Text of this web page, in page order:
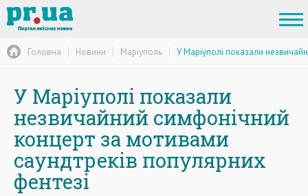
Головна Новини Маріуполь У Маріуполі показали
У Маріуполі показали
незвичайний симфонічний
концерт за мотивами
саундтреків популярних
фентезі